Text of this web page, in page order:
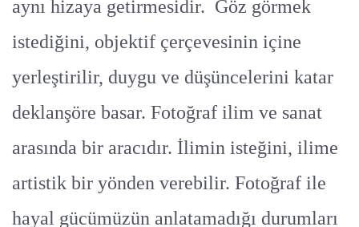
aynı hizaya getirmesidir. Göz görmek
istediğini, objektif çerçevesinin içine
yerleştirilir, duygu ve düşüncelerini katar
deklanşöre basar. Fotoğraf ilim ve sanat
arasında bir aracıdır. İlimin isteğini, ilime
artistik bir yönden verebilir. Fotoğraf ile
hayal gücümüzün anlatamadığı durumları